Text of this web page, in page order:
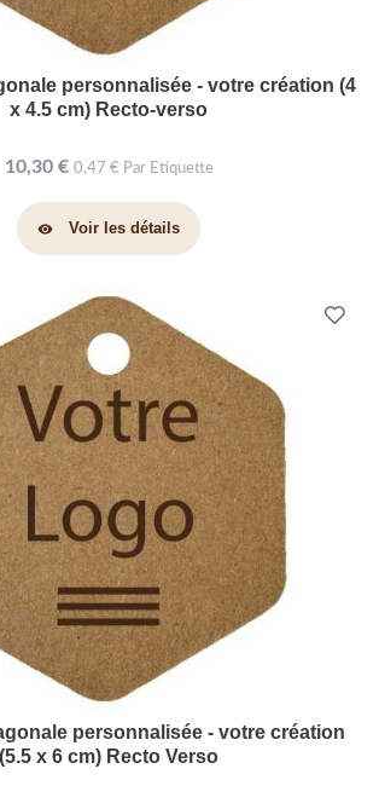
personnalisée - votre création (4
x 4.5 cm) Recto-verso
10,30 € 0,47 € Par Etiquette
visibility Voir les détails
personnalisée - votre création
(5.5 x 6 cm) Recto Verso